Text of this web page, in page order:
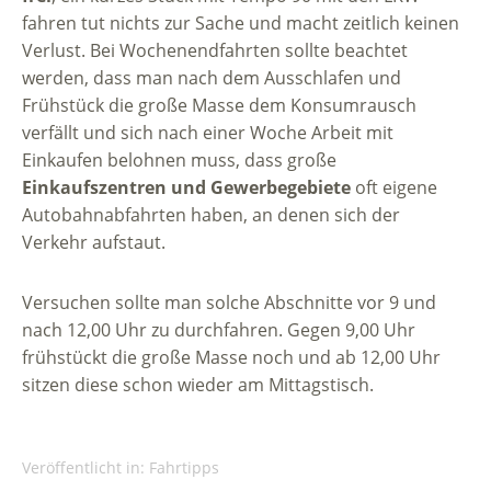
fahren tut nichts zur Sache und macht zeitlich keinen
Verlust. Bei Wochenendfahrten sollte beachtet
werden, dass man nach dem Ausschlafen und
Frühstück die große Masse dem Konsumrausch
verfällt und sich nach einer Woche Arbeit mit
Einkaufen belohnen muss, dass große
Einkaufszentren und Gewerbegebiete oft eigene
Autobahnabfahrten haben, an denen sich der
Verkehr aufstaut.
Versuchen sollte man solche Abschnitte vor 9 und
nach 12,00 Uhr zu durchfahren. Gegen 9,00 Uhr
frühstückt die große Masse noch und ab 12,00 Uhr
sitzen diese schon wieder am Mittagstisch.
Veröffentlicht in: Fahrtipps